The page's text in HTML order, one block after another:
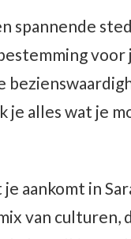
spannende
je alles wat je
aankomt in
van